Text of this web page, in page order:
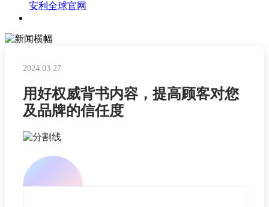
安利全球官网
2024.03.27
用好权威背书内容，提高顾客对您
及品牌的信任度